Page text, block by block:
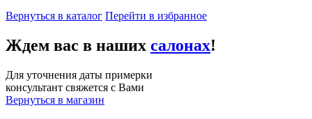
Вернуться в каталог Перейти в избранное
Ждем вас в наших салонах!
Для уточнения даты примерки
консультант свяжется с Вами
Вернуться в магазин